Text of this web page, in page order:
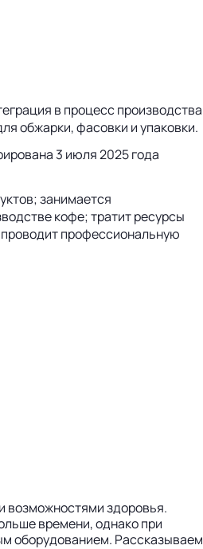
в процесс производства
обжарки, фасовки и упаковки.
3 июля 2025 года
занимается
кофе; тратит ресурсы
профессиональную
возможностями здоровья.
времени, однако при
оборудованием. Рассказываем